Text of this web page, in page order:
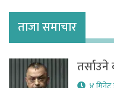
ताजा समाचार